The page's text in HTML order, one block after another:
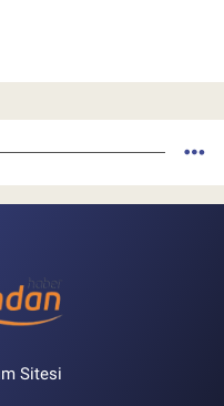
Sitesi